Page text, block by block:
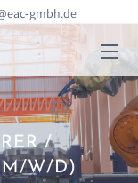
/
W/D)